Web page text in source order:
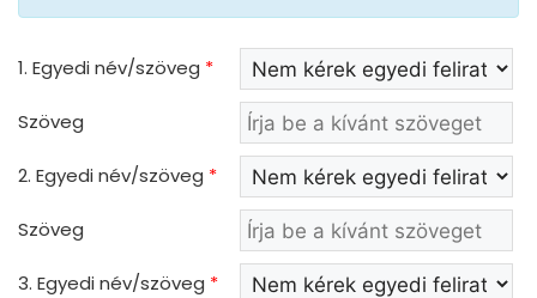
1. Egyedi név/szöveg *
Szöveg
2. Egyedi név/szöveg *
Szöveg
3. Egyedi név/szöveg *